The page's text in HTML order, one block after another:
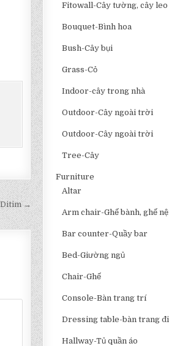
Ditim →
Fitowall-Cây tường, cây leo
Bouquet-Bình hoa
Bush-Cây bụi
Grass-Cỏ
Indoor-cây trong nhà
Outdoor-Cây ngoài trời
Outdoor-Cây ngoài trời
Tree-Cây
Furniture
Altar
Arm chair-Ghế bành, ghế
Bar counter-Quầy bar
Bed-Giường ngủ
Chair-Ghế
Console-Bàn trang trí
Dressing table-bàn trang
Hallway-Tủ quần áo